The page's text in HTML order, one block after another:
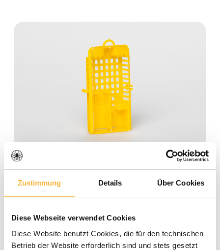
Zustimmung Details Über Cookies
Diese Webseite verwendet Cookies
Diese Website benutzt Cookies, die für den technischen
Betrieb der Website erforderlich sind und stets gesetzt
Ignorer la galerie d'images
Quantité Prix unitaire
À99 0,45 €
À partir de 100 0,39 €